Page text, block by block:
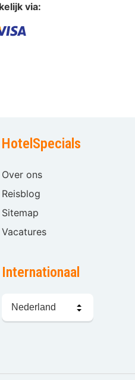
via:
HotelSpecials
Over ons
Reisblog
Sitemap
Vacatures
Internationaal
kiezen